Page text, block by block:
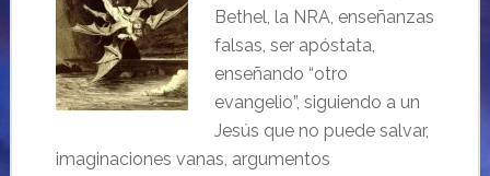
Bethel, la NRA, enseñanzas
falsas, ser apóstata,
enseñando “otro
evangelio”, siguiendo a un
Jesús que no puede salvar,
imaginaciones vanas, argumentos